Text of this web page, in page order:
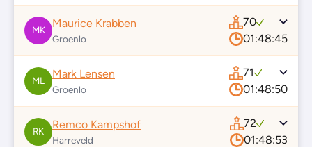
MK
Maurice Krabben
Groenlo
70
01:48:45
ML
Mark Lensen
Groenlo
71
01:48:50
RK
Remco Kampshof
Harreveld
72
01:48:53